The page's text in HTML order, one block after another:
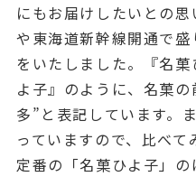
にもお届けしたいとの
や東海道新幹線開通で
をいたしました。『名
よ子』のように、名菓
多”と表記しています。
っていますので、比べて
定番の「名菓ひよ子」